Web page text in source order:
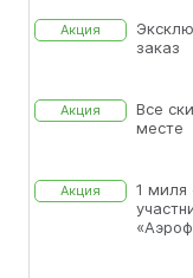
Акция
заказ
Акция
Все
месте
Акция
1 миля